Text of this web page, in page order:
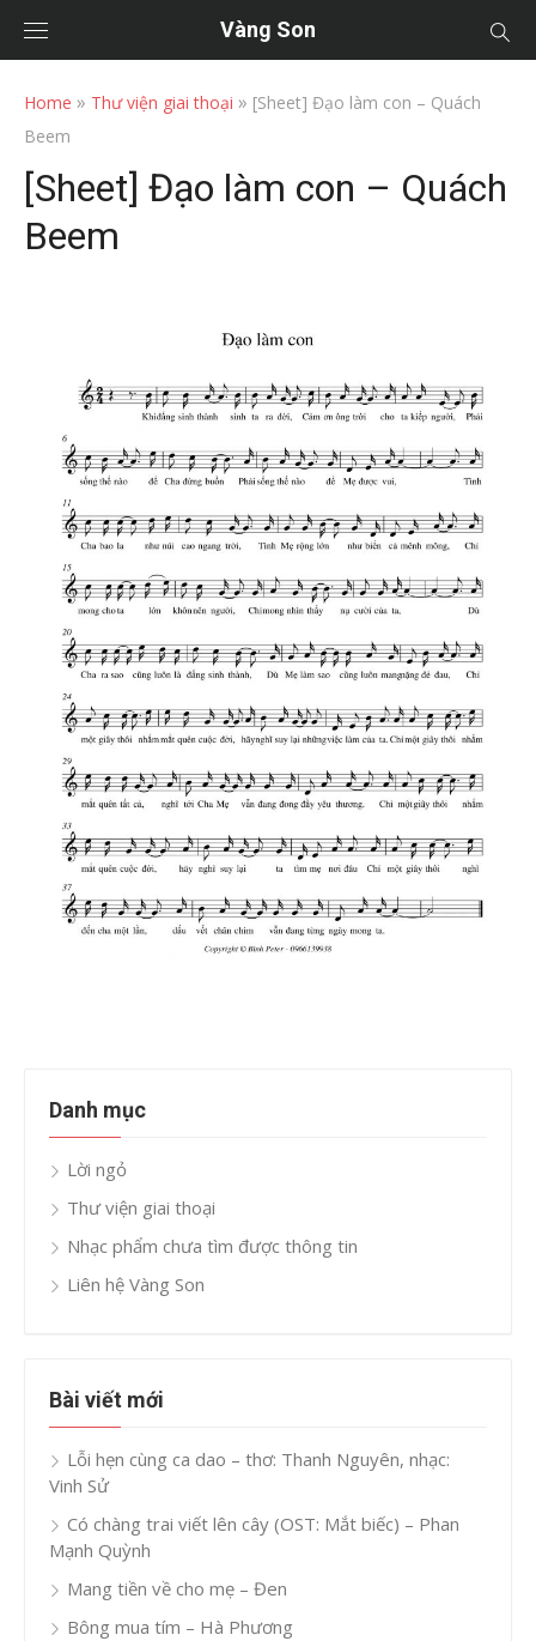
Vàng Son
Home » Thư viện giai thoại » [Sheet] Đạo làm con – Quách
Beem
[Sheet] Đạo làm con – Quách
Beem
Danh mục
Lời ngỏ
Thư viện giai thoại
Nhạc phẩm chưa tìm được thông tin
Liên hệ Vàng Son
Bài viết mới
Lỗi hẹn cùng ca dao – thơ: Thanh Nguyên, nhạc:
Vinh Sử
Có chàng trai viết lên cây (OST: Mắt biếc) – Phan
Mạnh Quỳnh
Mang tiền về cho mẹ – Đen
Bông mua tím – Hà Phương